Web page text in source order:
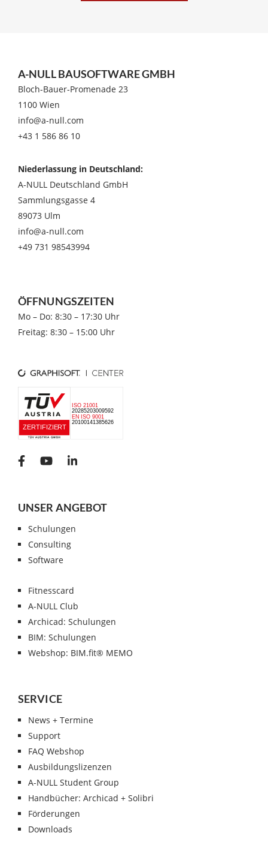
A-NULL BAUSOFTWARE GMBH
Bloch-Bauer-Promenade 23
1100 Wien
info@a-null.com
+43 1 586 86 10
Niederlassung in Deutschland:
A-NULL Deutschland GmbH
Sammlungsgasse 4
89073 Ulm
info@a-null.com
+49 731 98543994
ÖFFNUNGSZEITEN
Mo – Do: 8:30 – 17:30 Uhr
Freitag: 8:30 – 15:00 Uhr
UNSER ANGEBOT
Schulungen
Consulting
Software
Fitnesscard
A-NULL Club
Archicad: Schulungen
BIM: Schulungen
Webshop: BIM.fit® MEMO
SERVICE
News + Termine
Support
FAQ Webshop
Ausbildungslizenzen
A-NULL Student Group
Handbücher: Archicad + Solibri
Förderungen
Downloads